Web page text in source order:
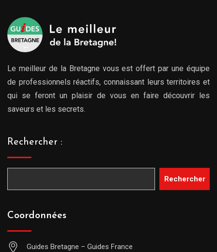
Le meilleur de la Bretagne vous est offert par une équipe
de professionnels réactifs, connaissant leurs territoires et
qui se feront un plaisir de vous en faire découvrir les
saveurs et les secrets.
Rechercher :
Rechercher
Coordonnées
Guides Bretagne – Guides France